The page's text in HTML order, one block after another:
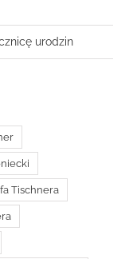
urodzin
Tischnera